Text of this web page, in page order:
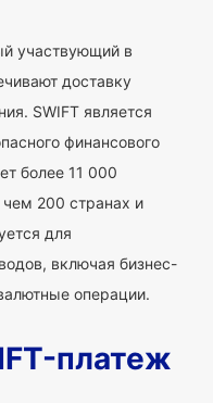
участвующий в
доставку
SWIFT является
финансового
более 11 000
200 странах и
для
включая бизнес-
операции.
платеж